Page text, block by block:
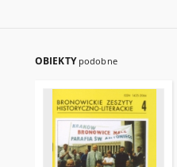
OBIEKTY podobne